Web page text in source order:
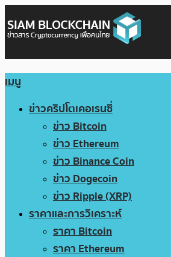
เมนู
ข่าวคริปโตเคอเรนซี่
ข่าว Bitcoin
ข่าว Ethereum
ข่าว Binance Coin
ข่าว Dogecoin
ข่าว Ripple (XRP)
ราคาและการวิเคราะห์
ราคา Bitcoin
ราคา Ethereum